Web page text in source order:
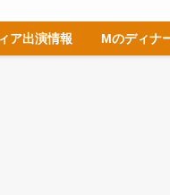
ア出演情報 Mのディナ